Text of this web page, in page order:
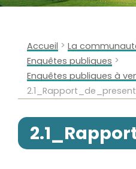
Accueil > La
Enquêtes publiques >
Enquêtes publiques à